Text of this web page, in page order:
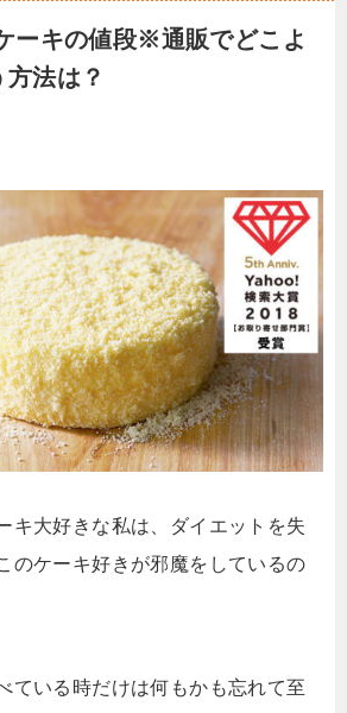
ーキの値段※通販でどこよ
方法は？
キ大好きな私は、ダイエットを失
のケーキ好きが邪魔をしているの
ている時だけは何もかも忘れて至